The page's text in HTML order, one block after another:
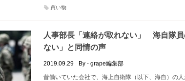
買い物
人事部長「連絡が取れない」 海自隊
ない」と同情の声
2019.09.29
By - grape編集部
昔働いていた会社で、海上自衛隊（以下、海自）の